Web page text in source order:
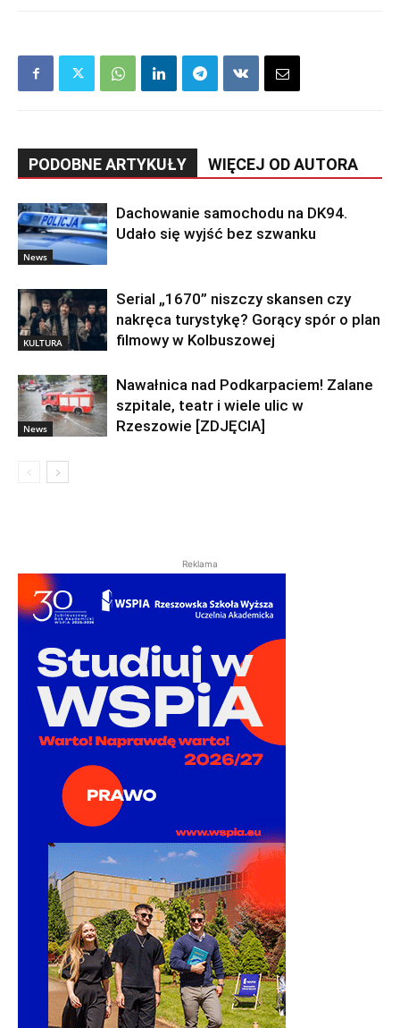
PODOBNE ARTYKUŁY WIĘCEJ OD AUTORA
News
Dachowanie samochodu na DK94.
Udało się wyjść bez szwanku
KULTURA
Serial „1670” niszczy skansen czy
nakręca turystykę? Gorący spór o plan
filmowy w Kolbuszowej
News
Nawałnica nad Podkarpaciem! Zalane
szpitale, teatr i wiele ulic w
Rzeszowie [ZDJĘCIA]
Reklama